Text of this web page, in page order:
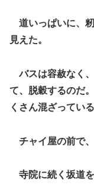
道いっぱいに、
見えた。
バスは容赦なく
て、脱穀するのだ
くさん混ざっている
チャイ屋の前で、
寺院に続く坂道を